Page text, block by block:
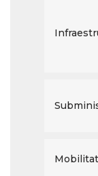
Mobilitat